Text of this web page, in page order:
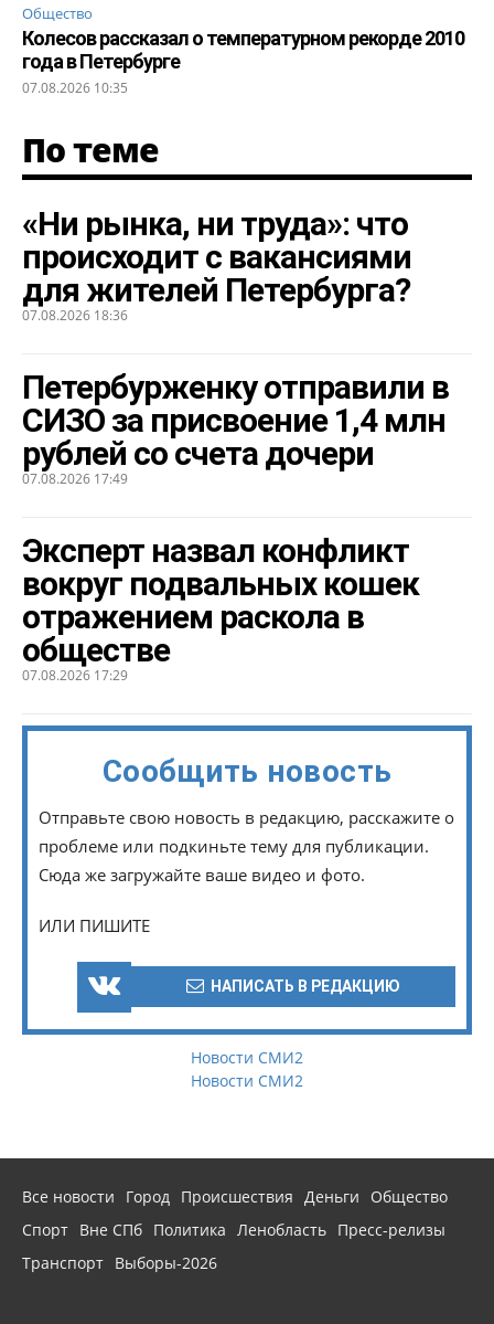
Общество
Колесов рассказал о температурном рекорде 2010
года в Петербурге
07.08.2026 10:35
По теме
«Ни рынка, ни труда»: что
происходит с вакансиями
для жителей Петербурга?
07.08.2026 18:36
Петербурженку отправили в
СИЗО за присвоение 1,4 млн
рублей со счета дочери
07.08.2026 17:49
Эксперт назвал конфликт
вокруг подвальных кошек
отражением раскола в
обществе
07.08.2026 17:29
Сообщить новость
Отправьте свою новость в редакцию, расскажите о
проблеме или подкиньте тему для публикации.
Сюда же загружайте ваше видео и фото.
ИЛИ ПИШИТЕ
НАПИСАТЬ В РЕДАКЦИЮ
Новости СМИ2
Новости СМИ2
Все новости Город Происшествия Деньги
Общество
Спорт Вне СПб Политика Ленобласть Пресс-релизы
Транспорт Выборы-2026